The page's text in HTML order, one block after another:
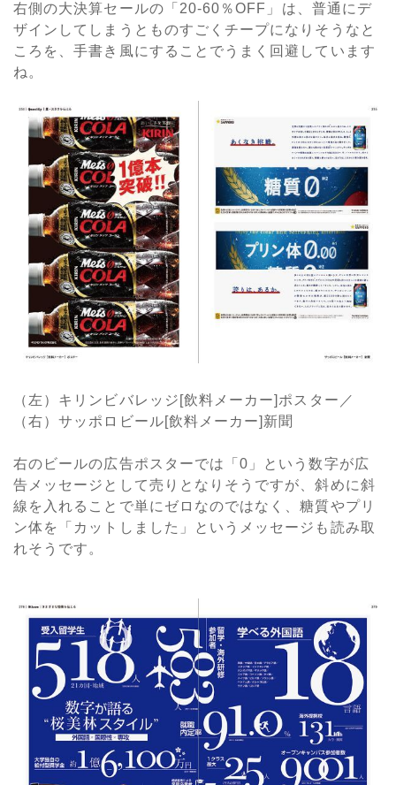
右側の大決算セールの「20-60％OFF」は、普通にデ
ザインしてしまうとものすごくチープになりそうなと
ころを、手書き風にすることでうまく回避しています
ね。
（左）キリンビバレッジ[飲料メーカー]ポスター／
（右）サッポロビール[飲料メーカー]新聞
右のビールの広告ポスターでは「0」という数字が広
告メッセージとして売りとなりそうですが、斜めに斜
線を入れることで単にゼロなのではなく、糖質やプリ
ン体を「カットしました」というメッセージも読み取
れそうです。